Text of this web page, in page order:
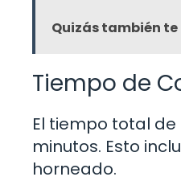
Quizás también te
Tiempo de
El tiempo total
minutos. Esto
horneado.